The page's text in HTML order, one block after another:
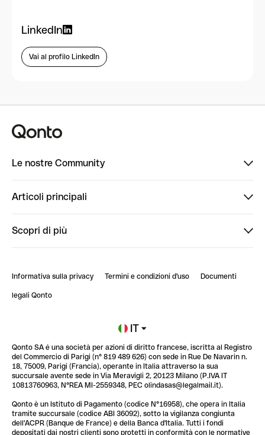
LinkedIn
Vai al profilo LinkedIn
Le nostre Community
PowerUp
Articoli principali
StrongHer Mentorship | Notion: come organizzare...
Scopri di più
Blog
Glossario finanziario
Informativa sulla privacy Termini e condizioni d'uso Documenti
legali Qonto
IT
Qonto SA é una società per azioni di diritto francese, iscritta al Registro
del Commercio di Parigi (n° 819 489 626) con sede in Rue De Navarin n.
18, 75009, Parigi (Francia), operante in Italia attraverso la sua
succursale avente sede in Via Meravigli 2, 20123 Milano (P.IVA IT
10813760963, N°REA MI-2559348, PEC olindasas@legalmail.it).
Qonto è un Istituto di Pagamento (codice N°16958), che opera in Italia
tramite succursale (codice ABI 36092), sotto la vigilanza congiunta
dell'ACPR (Banque de France) e della Banca d'Italia. Tutti i fondi
depositati dai nostri clienti sono protetti in conformità con le normative